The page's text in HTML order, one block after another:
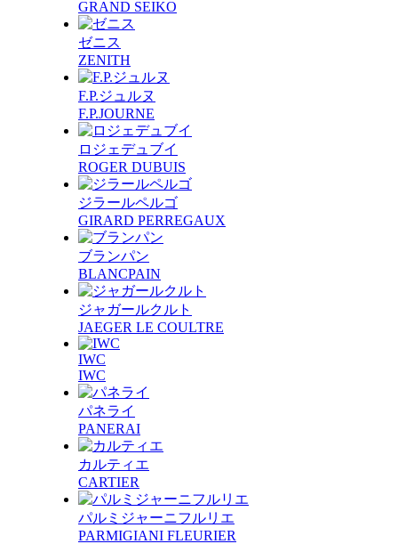
GRAND SEIKO
ゼニス
ZENITH
F.P.ジュルヌ
F.P.JOURNE
ロジェデュブイ
ROGER DUBUIS
ジラールペルゴ
GIRARD PERREGAUX
ブランパン
BLANCPAIN
ジャガールクルト
JAEGER LE COULTRE
IWC
IWC
パネライ
PANERAI
カルティエ
CARTIER
パルミジャーニフルリエ
PARMIGIANI FLEURIER